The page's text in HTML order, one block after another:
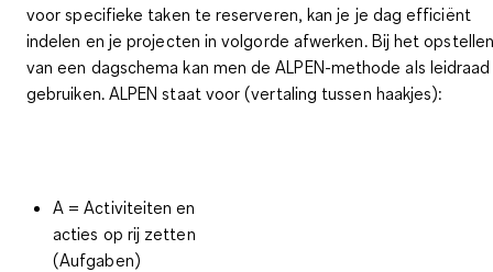
voor specifieke taken te reserveren, kan je je dag efficiënt
indelen en je projecten in volgorde afwerken. Bij het
van een dagschema kan mende ALPEN-methode als leidraad
gebruiken. ALPEN staat voor (vertaling tussen haakjes):
A = Activiteiten en
acties op rij zetten
(Aufgaben)